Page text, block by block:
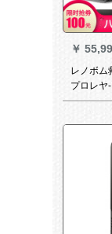
￥
レノボム
プロレヤ
ファミリ